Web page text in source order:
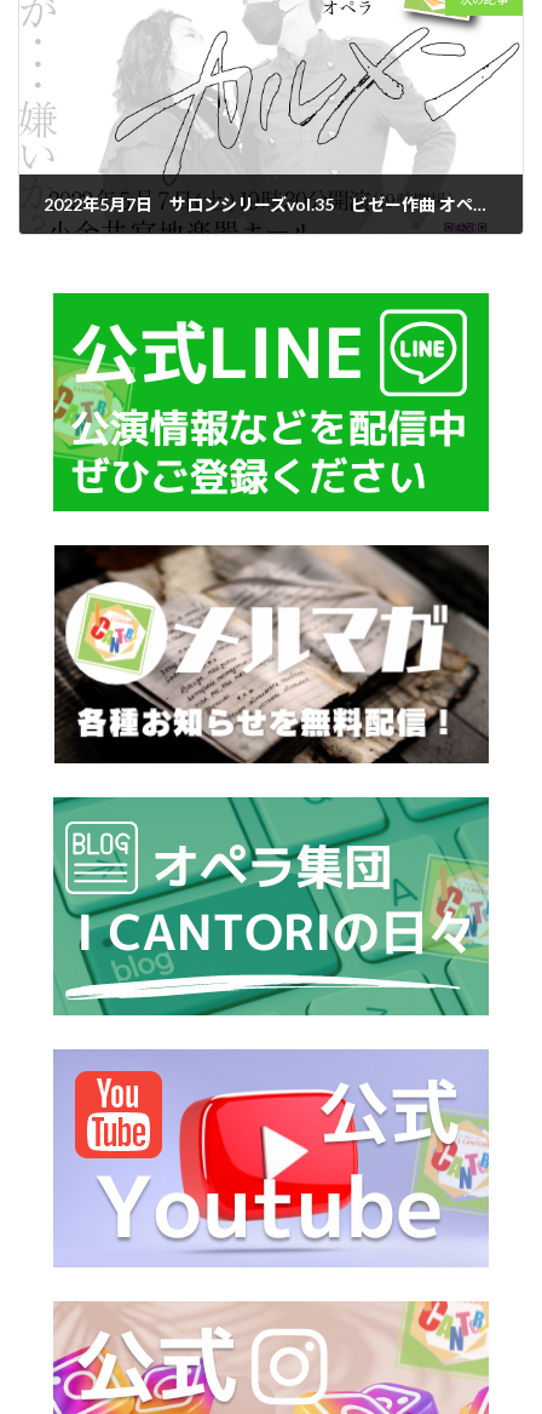
2022年5月7日 サロンシリーズvol.35 ビゼー作曲 オペラ 『カルメン』(ハイライト公演・日本語歌唱)